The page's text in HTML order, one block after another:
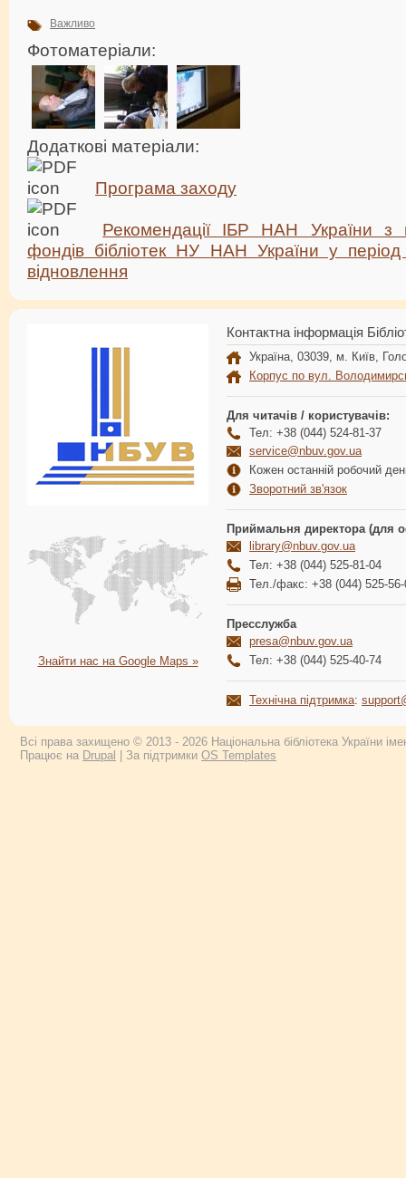
Важливо
Фотоматеріали:
Додаткові матеріали:
Програма заходу
Рекомендації ІБР НАН України з
фондів бібліотек НУ НАН України у період
відновлення
Знайти нас на Google Maps »
Контактна інформація
Україна, 03039, м. Київ,
Корпус по вул.
Для читачів / користувачів:
Тел: +38 (044) 524-81-37
service@nbuv.gov.ua
Кожен останній робочий
Зворотний зв'язок
Приймальня директора (для
library@nbuv.gov.ua
Тел: +38 (044) 525-81-04
Тел./факс: +38 (044) 525-56-
Пресслужба
presa@nbuv.gov.ua
Тел: +38 (044) 525-40-74
Технічна підтримка:
Всі права захищено © 2013 - 2026 Національна бібліотека України
Працює на Drupal | За підтримки OS Templates